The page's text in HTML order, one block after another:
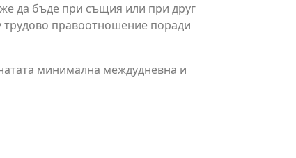
да бъде при същия или при друг
трудово правоотношение поради
минимална междудневна и